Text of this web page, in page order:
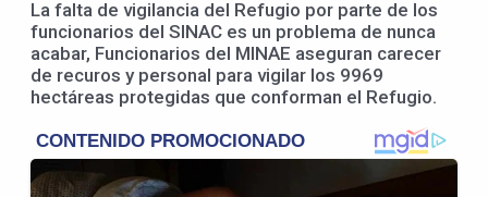
La falta de vigilancia del Refugio por parte de los
funcionarios del SINAC es un problema de nunca
acabar, Funcionarios del MINAE aseguran carecer
de recuros y personal para vigilar los 9969
hectáreas protegidas que conforman el Refugio.